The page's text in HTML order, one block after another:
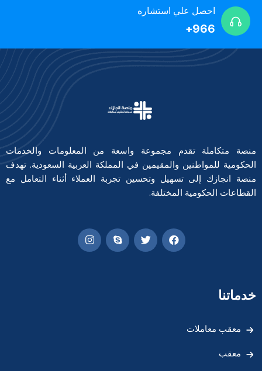
احصل علي استشاره
966+
منصة متكاملة تقدم مجموعة واسعة من المعلومات والخدمات
الحكومية للمواطنين والمقيمين في المملكة العربية السعودية. تهدف
منصة انجازك إلى تسهيل وتحسين تجربة العملاء أثناء التعامل مع
القطاعات الحكومية المختلفة.
خدماتنا
معقب معاملات
معقب